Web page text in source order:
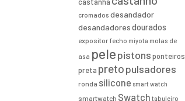
cromados desandador
desandadores dourados
expositor fecho miyota molas de
asa pelepistons ponteiros
preta pretopulsadores
ronda silicone smart watch
smartwatch Swatch tabuleiro